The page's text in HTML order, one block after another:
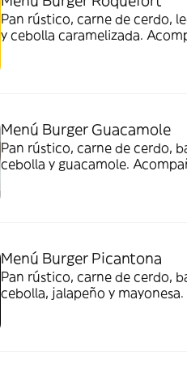
Pan rústico, carne de cerdo,
y cebolla caramelizada.
Menú Burger Guacamole
Pan rústico, carne de cerdo,
cebolla y guacamole.
Menú Burger Picantona
Pan rústico, carne de cerdo,
cebolla, jalapeño y